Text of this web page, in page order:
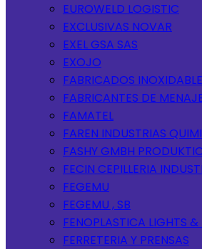
EUROWELD LOGISTIC
EXCLUSIVAS NOVAR
EXEL GSA SAS
EXOJO
FABRICADOS
FABRICANTES DE
FAMATEL
FAREN INDUSTRIAS
FASHY GMBH
FECIN CEPILLERIA
FEGEMU
FEGEMU , SB
FENOPLASTICA LIGHTS &
FERRETERIA Y PRENSAS